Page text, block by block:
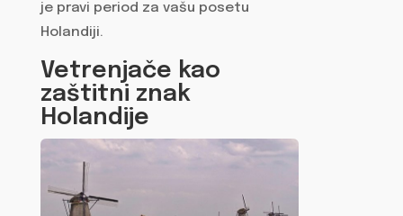
je pravi period za vašu posetu
Holandiji.
Vetrenjače kao
zaštitni znak
Holandije